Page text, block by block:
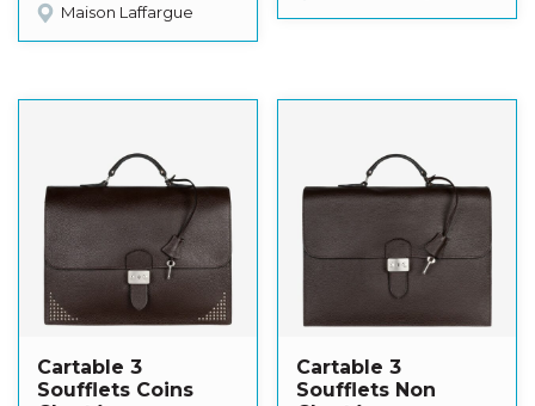
Maison Laffargue
Cartable 3
Soufflets Coins
Cartable 3
Soufflets Non